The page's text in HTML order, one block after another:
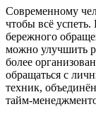
Современному
чтобы всё
бережного
можно улучшить
более
обращаться с
техник,
тайм-